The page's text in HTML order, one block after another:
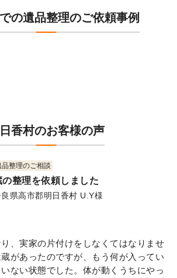
の遺品整理のご依頼事例
香村のお客様の声
品整理のご相談
の整理を依頼しました
県高市郡明日香村 U.Y様
、実家の片付けをしなくてはなりませ
があったのですが、もう何が入ってい
ない状態でした。体が動くうちにやっ